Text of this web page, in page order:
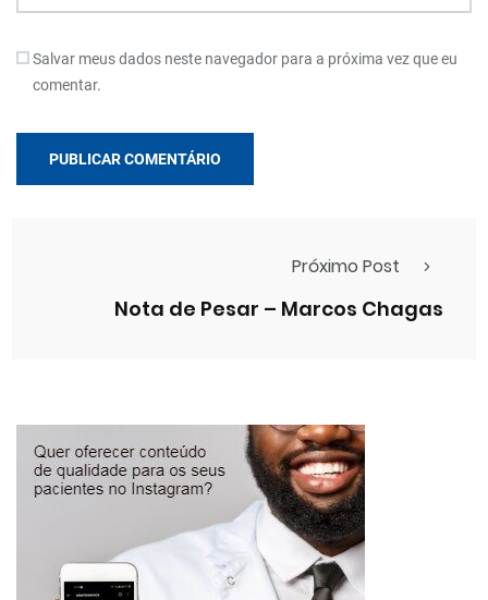
Salvar meus dados neste navegador para a próxima vez que eu
comentar.
Próximo Post
Nota de Pesar – Marcos Chagas